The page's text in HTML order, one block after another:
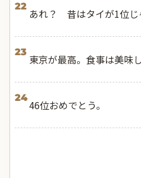
22
あれ？ 昔はタイが1位じ
23
東京が最高。食事は美味
24
46位おめでとう。